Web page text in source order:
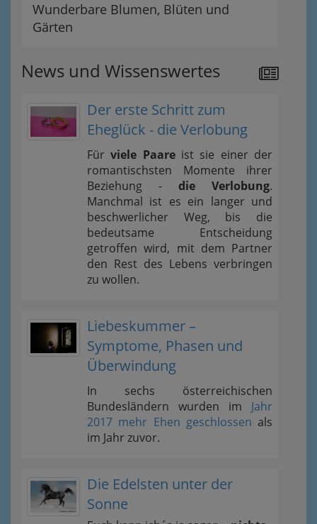
Wunderbare Blumen, Blüten und
Gärten
News und Wissenswertes
Der erste Schritt zum
Eheglück - die Verlobung
Fürviele Paareist sie einer der
romantischsten Momente ihrer
Beziehung - die Verlobung.
Manchmal ist es ein langer und
beschwerlicher Weg, bis die
bedeutsame Entscheidung
getroffen wird, mit dem Partner
den Rest des Lebens verbringen
zu wollen.
Liebeskummer –
Symptome, Phasen und
Überwindung
In sechs österreichischen
Bundesländern wurden im Jahr
2017 mehr Ehen geschlossen als
im Jahr zuvor.
Die Edelsten unter der
Sonne